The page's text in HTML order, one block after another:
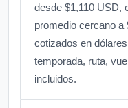
desde $1,110 USD,
promedio cercano a
cotizados en
temporada, ruta,
incluidos.